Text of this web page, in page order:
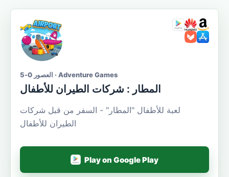
العصور 0-5 · Adventure Games
المطار : شركات الطيران للأطفال
لعبة للأطفال "المطار" - السفر من قبل شركات
الطيران للأطفال
Play on Google Play